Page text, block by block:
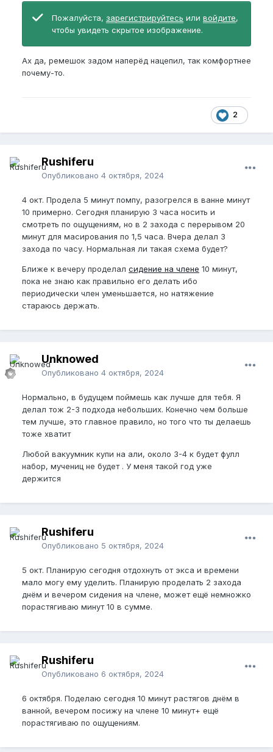
Пожалуйста, зарегистрируйтесь или войдите,
чтобы увидеть скрытое изображение.
Ах да, ремешок задом наперёд нацепил, так комфортнее
почему-то.
2
Rushiferu
Опубликовано 4 октября, 2024
4 окт. Продела 5 минут помпу, разогрелся в ванне минут
10 примерно. Сегодня планирую 3 часа носить и
смотреть по ощущениям, но в 2 захода с перерывом 20
минут для масирования по 1,5 часа. Вчера делал 3
захода по часу. Нормальная ли такая схема будет?
Ближе к вечеру проделал сидение на члене 10 минут,
пока не знаю как правильно его делать ибо
периодически член уменьшается, но натяжение
стараюсь держать.
Unknowed
Опубликовано 4 октября, 2024
Нормально, в будущем поймешь как лучше для тебя. Я
делал тож 2-3 подхода небольших. Конечно чем больше
тем лучше, это главное правило, но того что ты делаешь
тоже хватит
Любой вакуумник купи на али, около 3-4 к будет фулл
набор, мучениц не будет . У меня такой год уже
держится
Rushiferu
Опубликовано 5 октября, 2024
5 окт. Планирую сегодня отдохнуть от экса и времени
мало могу ему уделить. Планирую проделать 2 захода
днём и вечером сидения на члене, может ещё немножко
порастягиваю минут 10 в сумме.
Rushiferu
Опубликовано 6 октября, 2024
6 октября. Поделаю сегодня 10 минут растягов днём в
ванной, вечером посижу на члене 10 минут+ ещё
порастягиваю по ощущениям.